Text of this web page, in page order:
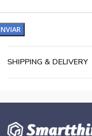
SHIPPING & DELIVERY